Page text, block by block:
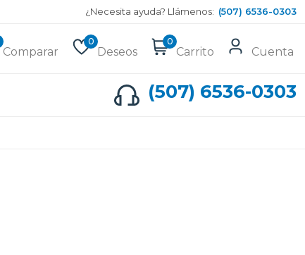
¿Necesita ayuda? Llámenos: (507) 6536-0303
Comparar
0
Deseos
0
Carrito Cuenta
(507) 6536-0303